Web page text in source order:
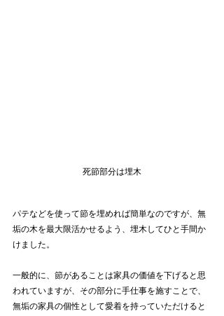
死節部分は埋木
パテなどを使って節を埋めれば簡単なのですが、無
垢の木を最大限活かせるよう、埋木してひと手間か
けました。
一般的に、節があることは家具の価値を下げると思
われていますが、その部分に手仕事を施すことで、
無垢の家具の個性として愛着を持っていただけると